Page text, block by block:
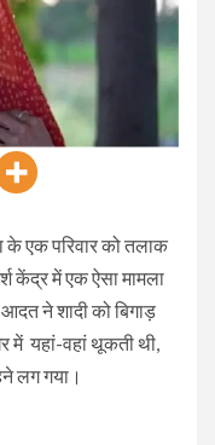
एक परिवार को तलाक
केंद्र में एक ऐसा मामला
ने शादी को बिगाड़
में यहां-वहां थूकती थी,
लग गया।